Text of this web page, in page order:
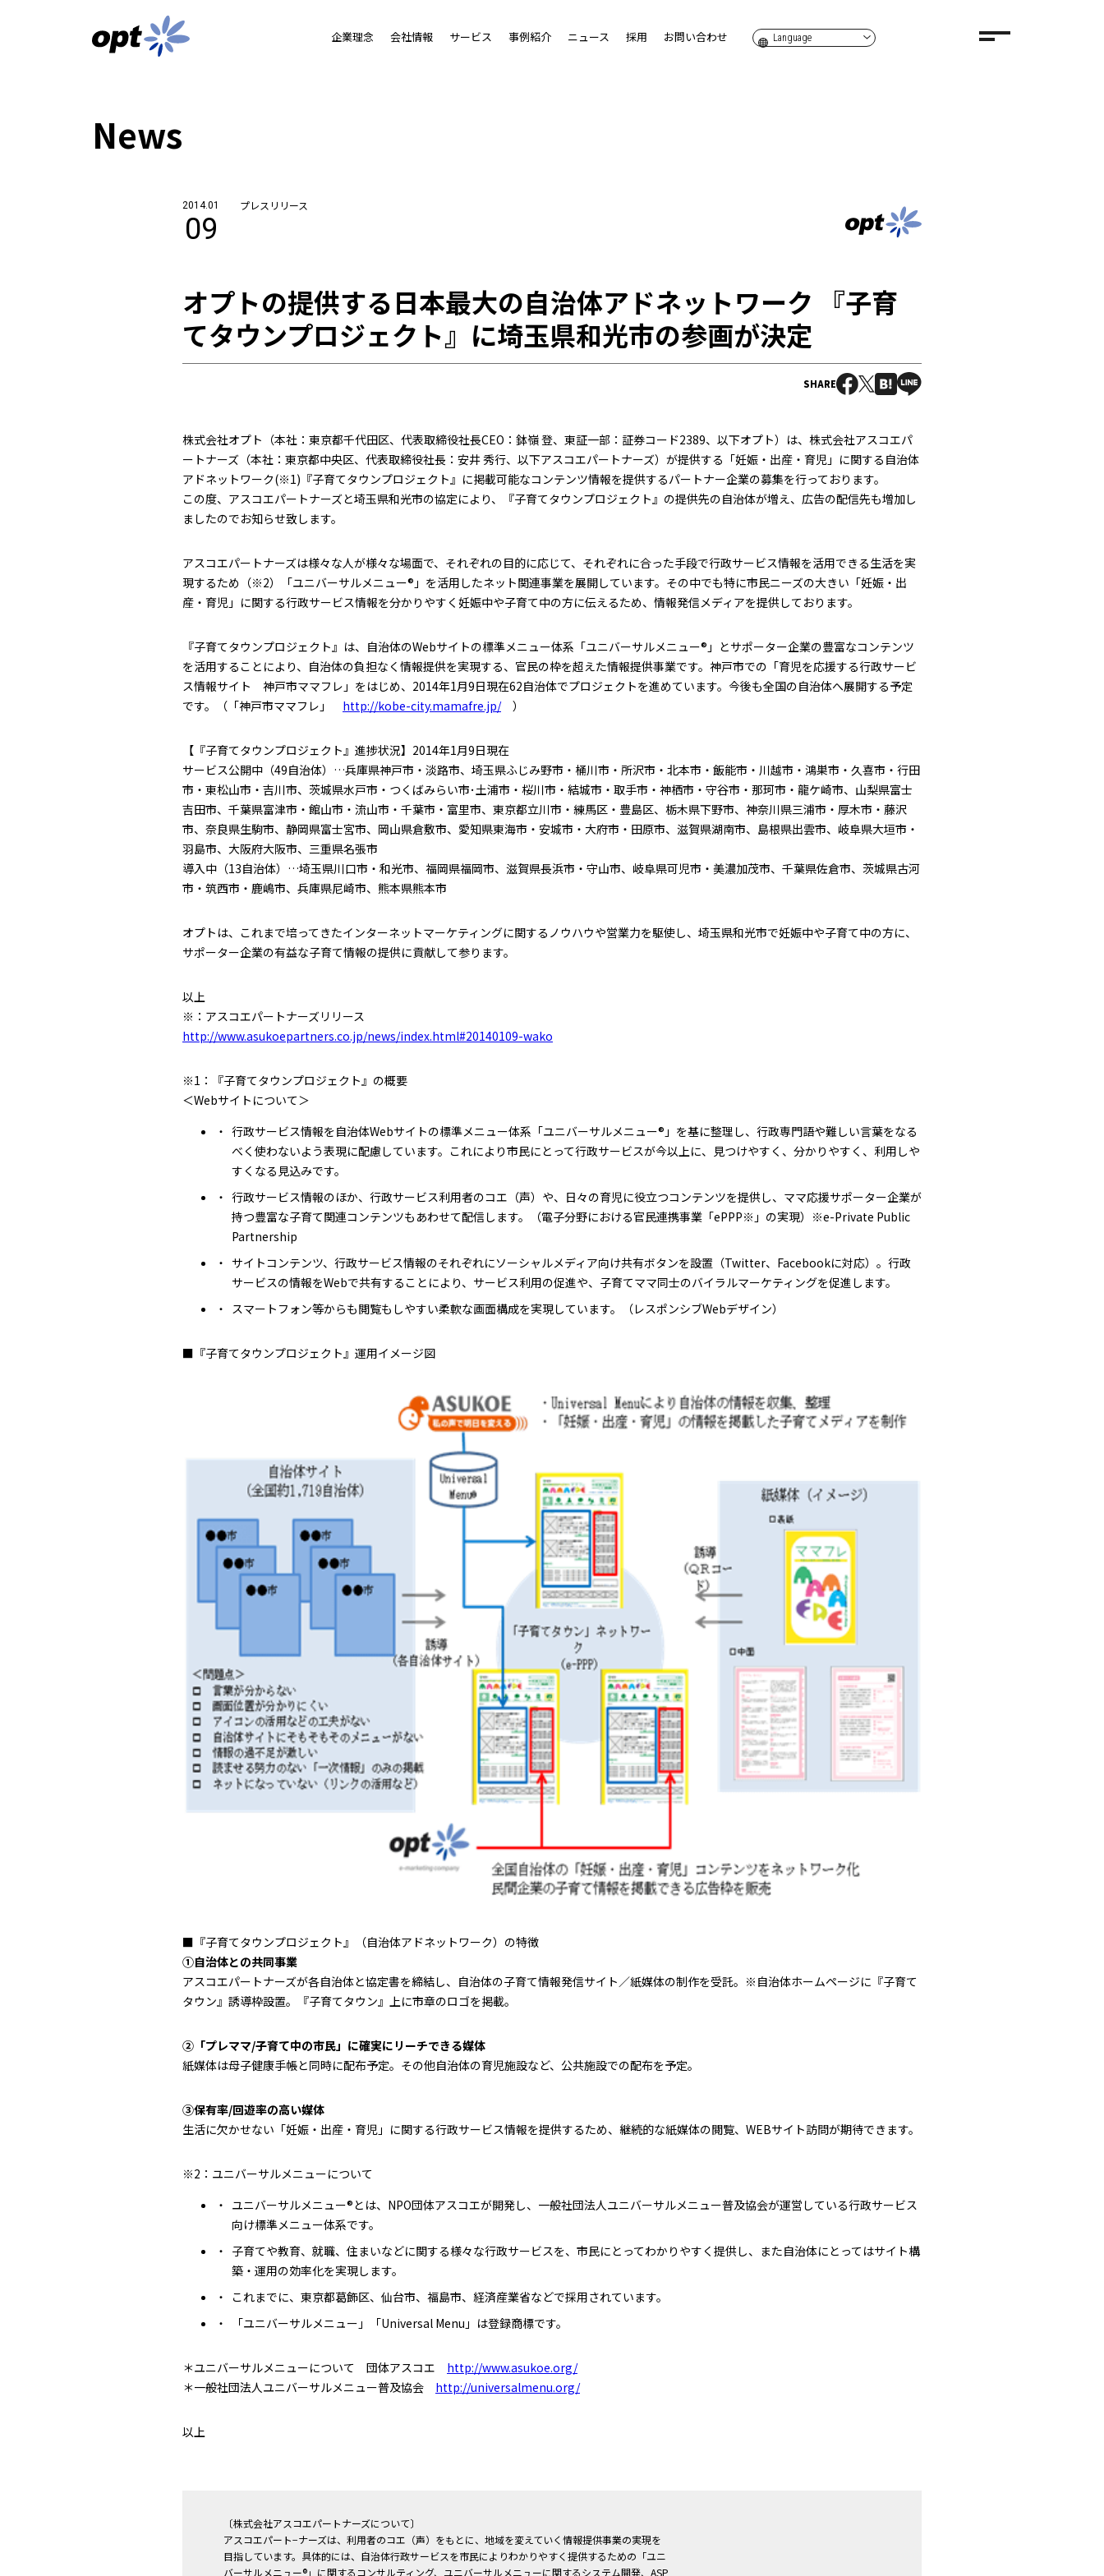
企業理念 会社情報 サービス 事例紹介 ニュース 採用 お問い合わせ Language
News
2014.01
09
プレスリリース
オプトの提供する日本最大の自治体アドネットワーク 『子育
てタウンプロジェクト』に埼玉県和光市の参画が決定
SHARE
株式会社オプト（本社：東京都千代田区、代表取締役社長CEO：鉢嶺 登、東証一部：証券コード2389、以下オプト）は、株式会社アスコエパ
ートナーズ（本社：東京都中央区、代表取締役社長：安井 秀行、以下アスコエパートナーズ）が提供する「妊娠・出産・育児」に関する自治体
アドネットワーク(※1)『子育てタウンプロジェクト』に掲載可能なコンテンツ情報を提供するパートナー企業の募集を行っております。
この度、アスコエパートナーズと埼玉県和光市の協定により、『子育てタウンプロジェクト』の提供先の自治体が増え、広告の配信先も増加し
ましたのでお知らせ致します。
アスコエパートナーズは様々な人が様々な場面で、それぞれの目的に応じて、それぞれに合った手段で行政サービス情報を活用できる生活を実
現するため（※2）「ユニバーサルメニュー®」を活用したネット関連事業を展開しています。その中でも特に市民ニーズの大きい「妊娠・出
産・育児」に関する行政サービス情報を分かりやすく妊娠中や子育て中の方に伝えるため、情報発信メディアを提供しております。
『子育てタウンプロジェクト』は、自治体のWebサイトの標準メニュー体系「ユニバーサルメニュー®」とサポーター企業の豊富なコンテンツ
を活用することにより、自治体の負担なく情報提供を実現する、官民の枠を超えた情報提供事業です。神戸市での「育児を応援する行政サービ
ス情報サイト 神戸市ママフレ」をはじめ、2014年1月9日現在62自治体でプロジェクトを進めています。今後も全国の自治体へ展開する予定
です。（「神戸市ママフレ」 http://kobe-city.mamafre.jp/）
【『子育てタウンプロジェクト』進捗状況】2014年1月9日現在
サービス公開中（49自治体）…兵庫県神戸市・淡路市、埼玉県ふじみ野市・桶川市・所沢市・北本市・飯能市・川越市・鴻巣市・久喜市・行田
市・東松山市・吉川市、茨城県水戸市・つくばみらい市･土浦市・桜川市・結城市・取手市・神栖市・守谷市・那珂市・龍ケ崎市、山梨県富士
吉田市、千葉県富津市・館山市・流山市・千葉市・富里市、東京都立川市・練馬区・豊島区、栃木県下野市、神奈川県三浦市・厚木市・藤沢
市、奈良県生駒市、静岡県富士宮市、岡山県倉敷市、愛知県東海市・安城市・大府市・田原市、滋賀県湖南市、島根県出雲市、岐阜県大垣市・
羽島市、大阪府大阪市、三重県名張市
導入中（13自治体）…埼玉県川口市・和光市、福岡県福岡市、滋賀県長浜市・守山市、岐阜県可児市・美濃加茂市、千葉県佐倉市、茨城県古河
市・筑西市・鹿嶋市、兵庫県尼崎市、熊本県熊本市
オプトは、これまで培ってきたインターネットマーケティングに関するノウハウや営業力を駆使し、埼玉県和光市で妊娠中や子育て中の方に、
サポーター企業の有益な子育て情報の提供に貢献して参ります。
以上
※：アスコエパートナーズリリース
http://www.asukoepartners.co.jp/news/index.html#20140109-wako
※1：『子育てタウンプロジェクト』の概要
＜Webサイトについて＞
行政サービス情報を自治体Webサイトの標準メニュー体系「ユニバーサルメニュー®」を基に整理し、行政専門語や難しい言葉をなる
べく使わないよう表現に配慮しています。これにより市民にとって行政サービスが今以上に、見つけやすく、分かりやすく、利用しや
すくなる見込みです。
行政サービス情報のほか、行政サービス利用者のコエ（声）や、日々の育児に役立つコンテンツを提供し、ママ応援サポーター企業が
持つ豊富な子育て関連コンテンツもあわせて配信します。（電子分野における官民連携事業「ePPP※」の実現）※e-Private Public
Partnership
サイトコンテンツ、行政サービス情報のそれぞれにソーシャルメディア向け共有ボタンを設置（Twitter、Facebookに対応）。行政
サービスの情報をWebで共有することにより、サービス利用の促進や、子育てママ同士のバイラルマーケティングを促進します。
スマートフォン等からも閲覧もしやすい柔軟な画面構成を実現しています。（レスポンシブWebデザイン）
■『子育てタウンプロジェクト』運用イメージ図
■『子育てタウンプロジェクト』（自治体アドネットワーク）の特徴
①自治体との共同事業
アスコエパートナーズが各自治体と協定書を締結し、自治体の子育て情報発信サイト／紙媒体の制作を受託。※自治体ホームページに『子育て
タウン』誘導枠設置。『子育てタウン』上に市章のロゴを掲載。
②「プレママ/子育て中の市民」に確実にリーチできる媒体
紙媒体は母子健康手帳と同時に配布予定。その他自治体の育児施設など、公共施設での配布を予定。
③保有率/回遊率の高い媒体
生活に欠かせない「妊娠・出産・育児」に関する行政サービス情報を提供するため、継続的な紙媒体の閲覧、WEBサイト訪問が期待できます。
※2：ユニバーサルメニューについて
ユニバーサルメニュー®とは、NPO団体アスコエが開発し、一般社団法人ユニバーサルメニュー普及協会が運営している行政サービス
向け標準メニュー体系です。
子育てや教育、就職、住まいなどに関する様々な行政サービスを、市民にとってわかりやすく提供し、また自治体にとってはサイト構
築・運用の効率化を実現します。
これまでに、東京都葛飾区、仙台市、福島市、経済産業省などで採用されています。
「ユニバーサルメニュー」「Universal Menu」は登録商標です。
＊ユニバーサルメニューについて 団体アスコエ http://www.asukoe.org/
＊一般社団法人ユニバーサルメニュー普及協会 http://universalmenu.org/
以上
〔株式会社アスコエパートナーズについて〕
アスコエパート−ナーズは、利用者のコエ（声）をもとに、地域を変えていく情報提供事業の実現を
目指しています。具体的には、自治体行政サービスを市民によりわかりやすく提供するための「ユニ
バーサルメニュー®」に関するコンサルティング、ユニバーサルメニューに関するシステム開発、ASP